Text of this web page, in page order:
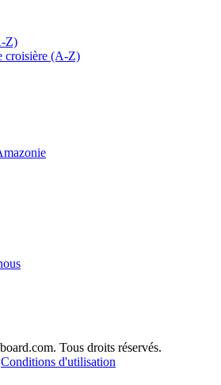
Z)
croisière (A-Z)
Tous droits réservés.
Conditions d'utilisation